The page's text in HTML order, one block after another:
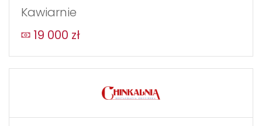
Kawiarnie
19 000 zł